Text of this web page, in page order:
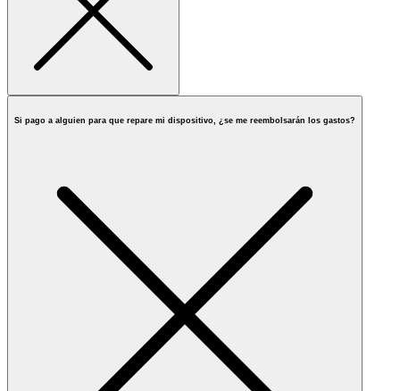
Si pago a alguien para que repare mi dispositivo, ¿se me reembolsarán los gastos?